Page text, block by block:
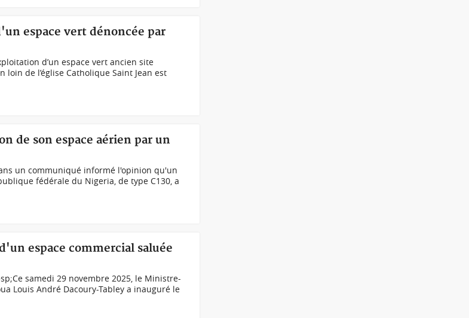
espace vert dénoncée par
d’un espace vert ancien site
loin de l’église Catholique Saint Jean est
de son espace aérien par un
un communiqué informé l'opinion qu'un
fédérale du Nigeria, de type C130, a
espace commercial saluée
samedi 29 novembre 2025, le Ministre-
Louis André Dacoury-Tabley a inauguré le